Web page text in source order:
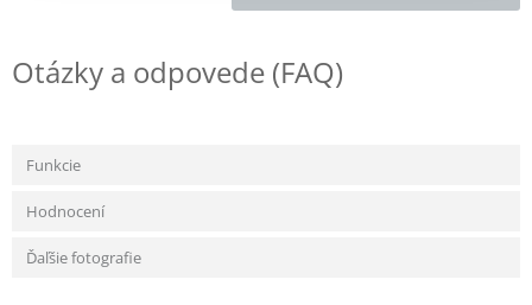
Otázky a odpovede (FAQ)
Funkcie
Hodnocení
Ďaľšie fotografie